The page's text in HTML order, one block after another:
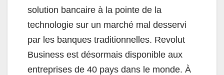
solution bancaire à la pointe de la
technologie sur un marché mal desservi
par les banques traditionnelles. Revolut
Business est désormais disponible aux
entreprises de 40 pays dans le monde. À